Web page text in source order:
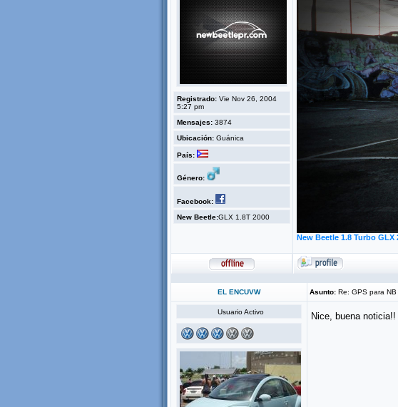
Registrado: Vie Nov 26, 2004
5:27 pm
Mensajes: 3874
Ubicación: Guánica
País:
Género:
Facebook:
New Beetle:GLX 1.8T 2000
New Beetle 1.8 Turbo
EL ENCUVW Asunto: Re: GPS para NB
Usuario Activo Nice, buena noticia!!